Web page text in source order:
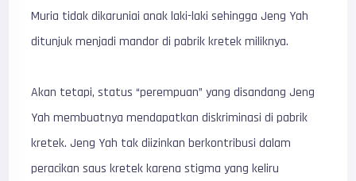
Muria tidak dikaruniai anak laki-laki sehingga Jeng Yah
ditunjuk menjadi mandor di pabrik kretek miliknya.
Akan tetapi, status “perempuan” yang disandang Jeng
Yah membuatnya mendapatkan diskriminasi di pabrik
kretek. Jeng Yah tak diizinkan berkontribusi dalam
peracikan saus kretek karena stigma yang keliru